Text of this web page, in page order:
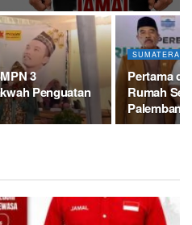
3
Penguatan
SUMATERA
Pertama di
Rumah
Palembang